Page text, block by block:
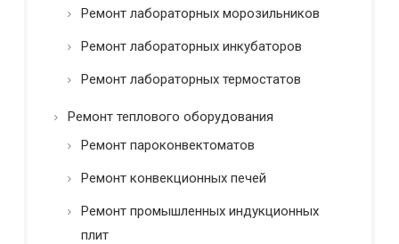
Ремонт лабораторных морозильников
Ремонт лабораторных инкубаторов
Ремонт лабораторных термостатов
Ремонт теплового оборудования
Ремонт пароконвектоматов
Ремонт конвекционных печей
Ремонт промышленных индукционных
плит